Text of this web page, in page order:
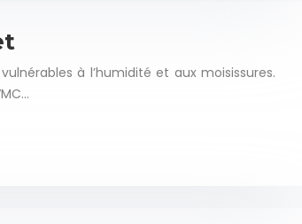
à l’humidité et aux moisissures.